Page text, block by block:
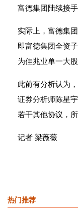
富德集团陆续接手
实际上，富德集
即富德集团全资
为佳兆业单一大股
此前有分析认为
证券分析师陈星
若干其他协议，
记者 梁薇薇
热门推荐